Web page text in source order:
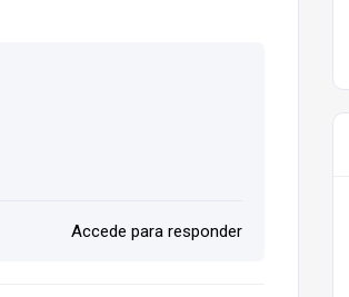
Accede para responder